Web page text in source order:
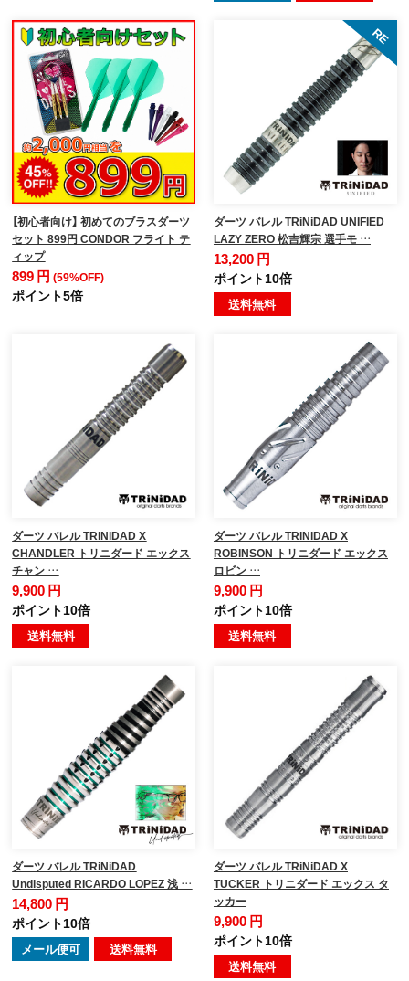
【初心者向け】 初めてのブラスダーツ
セット 899円 CONDOR フライト テ
ィップ
899 円(59%OFF)
ポイント5倍
ダーツ バレル TRiNiDAD UNIFIED
LAZY ZERO 松吉輝宗 選手モ …
13,200 円
ポイント10倍
送料無料
ダーツ バレル TRiNiDAD X
CHANDLER トリニダード エックス
チャン …
9,900 円
ポイント10倍
送料無料
ダーツ バレル TRiNiDAD X
ROBINSON トリニダード エックス
ロビン …
9,900 円
ポイント10倍
送料無料
ダーツ バレル TRiNiDAD
Undisputed RICARDO LOPEZ 浅 …
14,800 円
ポイント10倍
メール便可 送料無料
ダーツ バレル TRiNiDAD X
TUCKER トリニダード エックス タ
ッカー
9,900 円
ポイント10倍
送料無料